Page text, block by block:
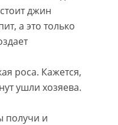
джин
а это только
роса. Кажется,
ушли хозяева.
получи и